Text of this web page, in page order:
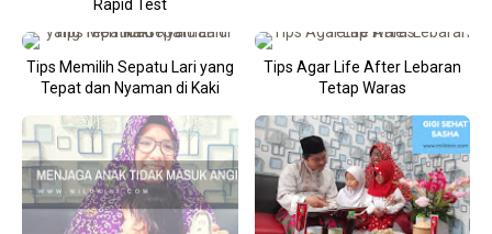
Rapid Test
Tips Memilih Sepatu Lari yang
Tepat dan Nyaman di Kaki
Tips Agar Life After Lebaran
Tetap Waras